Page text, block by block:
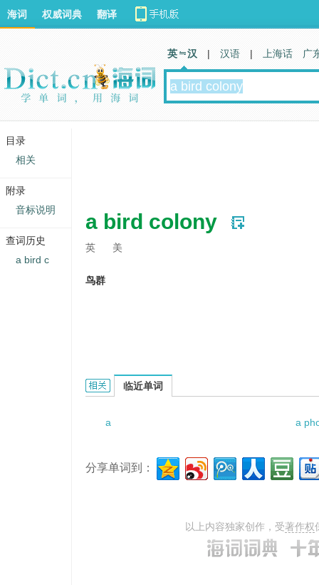
a bird colony
英 美
鸟群
a bird colony的相关资料：
临近单词
a a
分享单词到：
以上内容独家创作，受著作权
海词 权威词典 翻译
英 汉 | 汉语 | 上海话 广
目录
相关
附录
音标说明
查词历史
a bird c